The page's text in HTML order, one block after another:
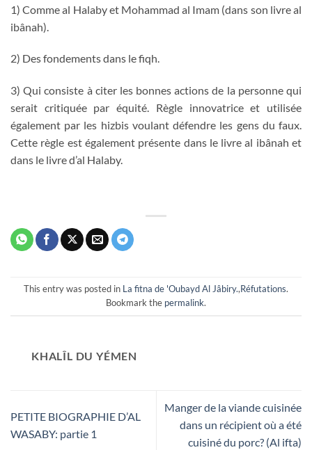
1) Comme al Halaby et Mohammad al Imam (dans son livre al
ibânah).
2) Des fondements dans le fiqh.
3) Qui consiste à citer les bonnes actions de la personne qui
serait critiquée par équité. Règle innovatrice et utilisée
également par les hizbis voulant défendre les gens du faux.
Cette règle est également présente dans le livre al ibânah et
dans le livre d’al Halaby.
This entry was posted in La fitna de 'Oubayd Al Jâbiry.,Réfutations.
Bookmark the permalink.
KHALÎL DU YÉMEN
PETITE BIOGRAPHIE D’AL
WASABY: partie 1
Manger de la viande cuisinée
dans un récipient où a été
cuisiné du porc? (Al ifta)